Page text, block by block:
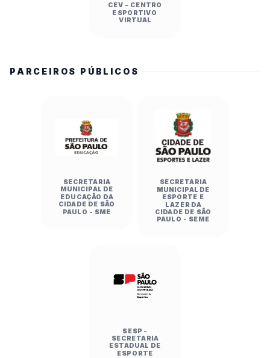
CEV - CENTRO
ESPORTIVO
VIRTUAL
PARCEIROS PÚBLICOS
SECRETARIA
MUNICIPAL DE
EDUCAÇÃO DA
CIDADE DE SÃO
PAULO - SME
SECRETARIA
MUNICIPAL DE
ESPORTE E
LAZER DA
CIDADE DE SÃO
PAULO - SEME
SESP -
SECRETARIA
ESTADUAL DE
ESPORTE